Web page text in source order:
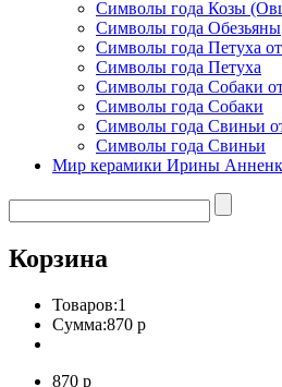
Символы года Козы
Символы года Обезьяны
Символы года Петуха
Символы года Петуха
Символы года Собаки
Символы года Собаки
Символы года Свиньи
Символы года Свиньи
Мир керамики Ирины
Корзина
Товаров:1
Сумма:870 р
870 р